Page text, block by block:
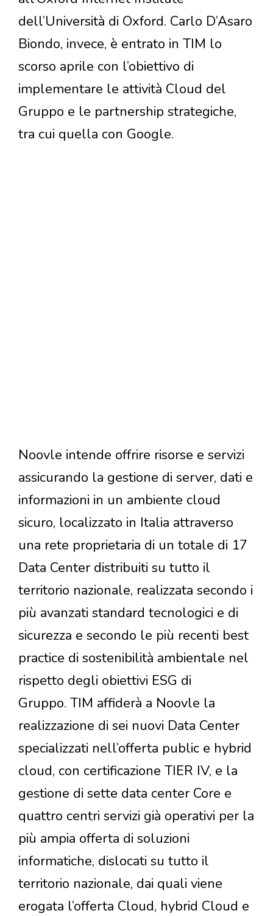
dell’Università di Oxford. Carlo D’Asaro
Biondo, invece, è entrato in TIM lo
scorso aprile con l’obiettivo di
implementare le attività Cloud del
Gruppo e le partnership strategiche,
tra cui quella con Google.
Noovle intende offrire risorse e servizi
assicurando la gestione di server, dati e
informazioni in un ambiente cloud
sicuro, localizzato in Italia attraverso
una rete proprietaria di un totale di 17
Data Center distribuiti su tutto il
territorio nazionale, realizzata secondo i
più avanzati standard tecnologici e di
sicurezza e secondo le più recenti best
practice di sostenibilità ambientale nel
rispetto degli obiettivi ESG di
Gruppo. TIM affiderà a Noovle la
realizzazione di sei nuovi Data Center
specializzati nell’offerta public e hybrid
cloud, con certificazione TIER IV, e la
gestione di sette data center Core e
quattro centri servizi già operativi per la
più ampia offerta di soluzioni
informatiche, dislocati su tutto il
territorio nazionale, dai quali viene
erogata l’offerta Cloud, hybrid Cloud e